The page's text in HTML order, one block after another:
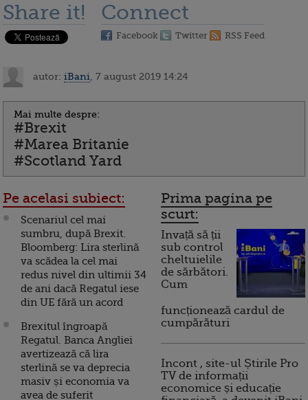
Share it! Connect
Facebook Twitter RSS Feed
autor: iBani , 7 august 2019 14:24
Mai multe despre:
#Brexit
#Marea Britanie
#Scotland Yard
Pe acelasi subiect:
Scenariul cel mai
sumbru, după Brexit.
Bloomberg: Lira sterlină
va scădea la cel mai
redus nivel din ultimii 34
de ani dacă Regatul iese
din UE fără un acord
Brexitul îngroapă
Regatul. Banca Angliei
avertizează că lira
sterlină se va deprecia
masiv și economia va
avea de suferit
Prima pagina pe
scurt:
Invață să ții
sub control
cheltuielile
de sărbători.
Cum
funcționează cardul de
cumpărături
Incont , site-ul Știrile Pro
TV de informații
economice și educație